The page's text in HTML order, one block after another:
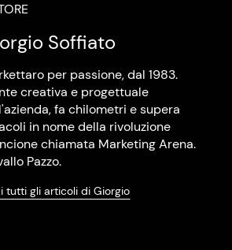
Soffiato
per passione, dal 1983.
creativa e progettuale
fa chilometri e supera
in nome della rivoluzione
chiamata Marketing Arena.
Pazzo.
tutti gli articoli di Giorgio